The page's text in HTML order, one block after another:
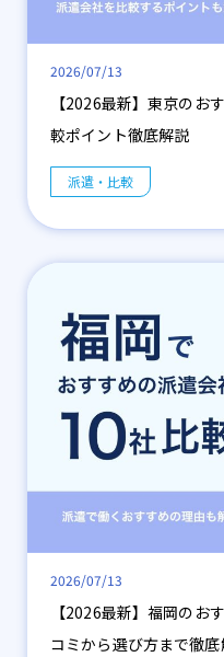
2026/07/13
【2026最新】東京のお
較ポイント徹底解説
派遣・比較
2026/07/13
【2026最新】福岡のお
コミから選び方まで徹